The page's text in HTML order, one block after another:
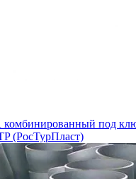
комбинированный под
(РосТурПласт)